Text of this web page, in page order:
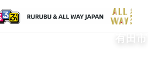
有田市